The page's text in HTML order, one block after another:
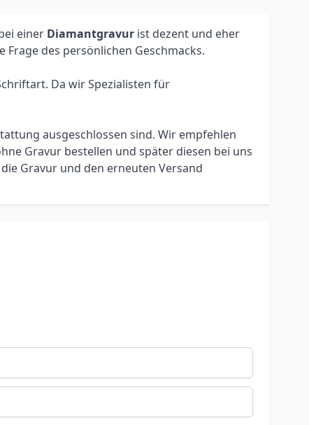
einer Diamantgravur ist dezent und eher
des persönlichen Geschmacks.
Da wir Spezialisten für
ausgeschlossen sind. Wir empfehlen
Gravur bestellen und später diesen bei uns
Gravur und den erneuten Versand